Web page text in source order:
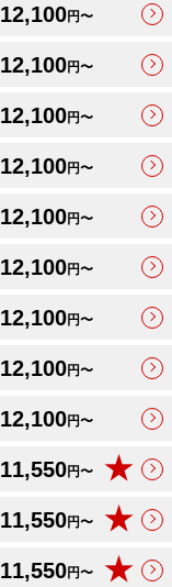
12,100円〜
12,100円〜
12,100円〜
12,100円〜
12,100円〜
12,100円〜
12,100円〜
12,100円〜
12,100円〜
11,550円〜 ★
11,550円〜 ★
11,550円〜 ★